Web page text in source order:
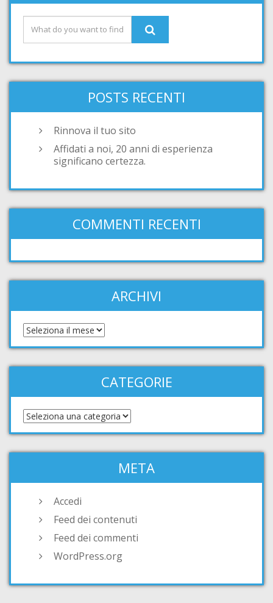
POSTS RECENTI
Rinnova il tuo sito
Affidati a noi, 20 anni di esperienza
significano certezza.
COMMENTI RECENTI
ARCHIVI
CATEGORIE
META
Accedi
Feed dei contenuti
Feed dei commenti
WordPress.org